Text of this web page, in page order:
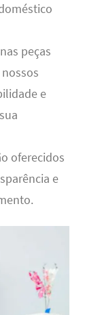
peças
e
oferecidos
e